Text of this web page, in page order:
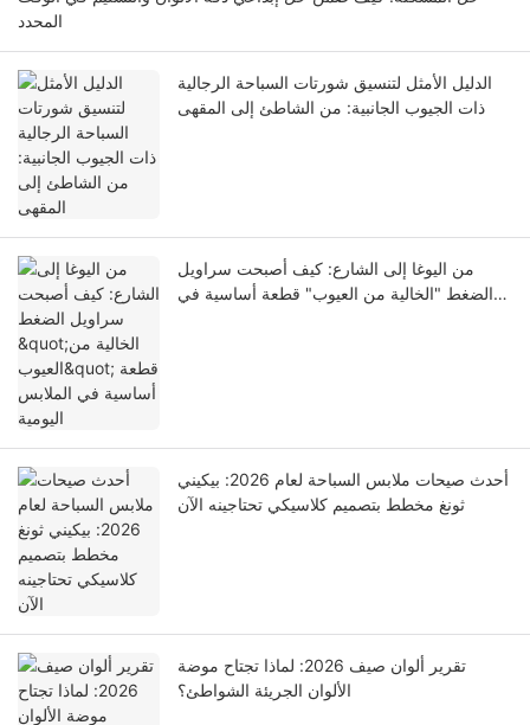
المحدد
الدليل الأمثل لتنسيق شورتات السباحة الرجالية
ذات الجيوب الجانبية: من الشاطئ إلى المقهى
من اليوغا إلى الشارع: كيف أصبحت سراويل
الضغط "الخالية من العيوب" قطعة أساسية في
أحدث صيحات ملابس السباحة لعام 2026: بيكيني
ثونغ مخطط بتصميم كلاسيكي تحتاجينه الآن
تقرير ألوان صيف 2026: لماذا تجتاح موضة
الألوان الجريئة الشواطئ؟